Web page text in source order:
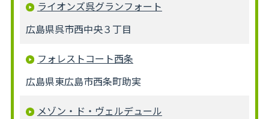
ライオンズ呉グランフォート
広島県呉市西中央３丁目
フォレストコート西条
広島県東広島市西条町助実
メゾン・ド・ヴェルデュール